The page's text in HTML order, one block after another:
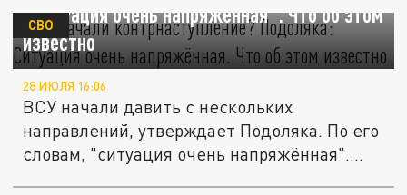
"Ситуация очень напряжённая". Что об этом
известно
СВО
28 ИЮЛЯ 16:06
ВСУ начали давить с нескольких
направлений, утверждает Подоляка. По его
словам, "ситуация очень напряжённая"....